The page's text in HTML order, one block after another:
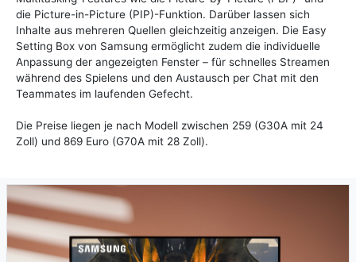
die Picture-in-Picture (PIP)-Funktion. Darüber lassen sich
Inhalte aus mehreren Quellen gleichzeitig anzeigen. Die Easy
Setting Box von Samsung ermöglicht zudem die individuelle
Anpassung der angezeigten Fenster – für schnelles Streamen
während des Spielens und den Austausch per Chat mit den
Teammates im laufenden Gefecht.
Die Preise liegen je nach Modell zwischen 259 (G30A mit 24
Zoll) und 869 Euro (G70A mit 28 Zoll).